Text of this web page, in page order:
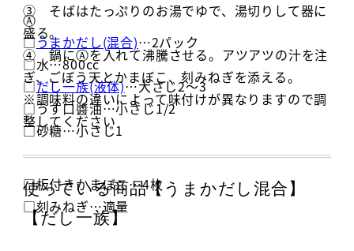
Ⓐ
□うまかだし(混合)…2パック
□水…800cc
□だし一族(液体)…大さじ2～3
□うす口醬油…小さじ1/2
□砂糖…小さじ1
□板付きかまぼこ…4枚
□刻みねぎ…適量
③ そばはたっぷりのお湯でゆで、湯切りして器に
盛る。
④ 鍋にⒶを入れて沸騰させる。アツアツの汁を注
ぎ、ごぼう天とかまぼこ、刻みねぎを添える。
※調味料の違いによって味付けが異なりますので調
整してください
使っている商品【うまかだし混合】
【だし一族】